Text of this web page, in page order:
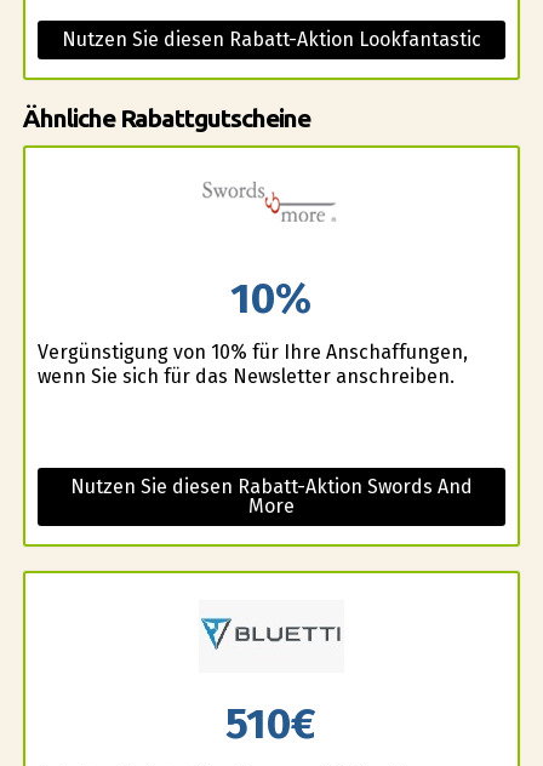
Nutzen Sie diesen Rabatt-Aktion Lookfantastic
Ähnliche Rabattgutscheine
10%
Vergünstigung von 10% für Ihre Anschaffungen,
wenn Sie sich für das Newsletter anschreiben.
Nutzen Sie diesen Rabatt-Aktion Swords And
More
510€